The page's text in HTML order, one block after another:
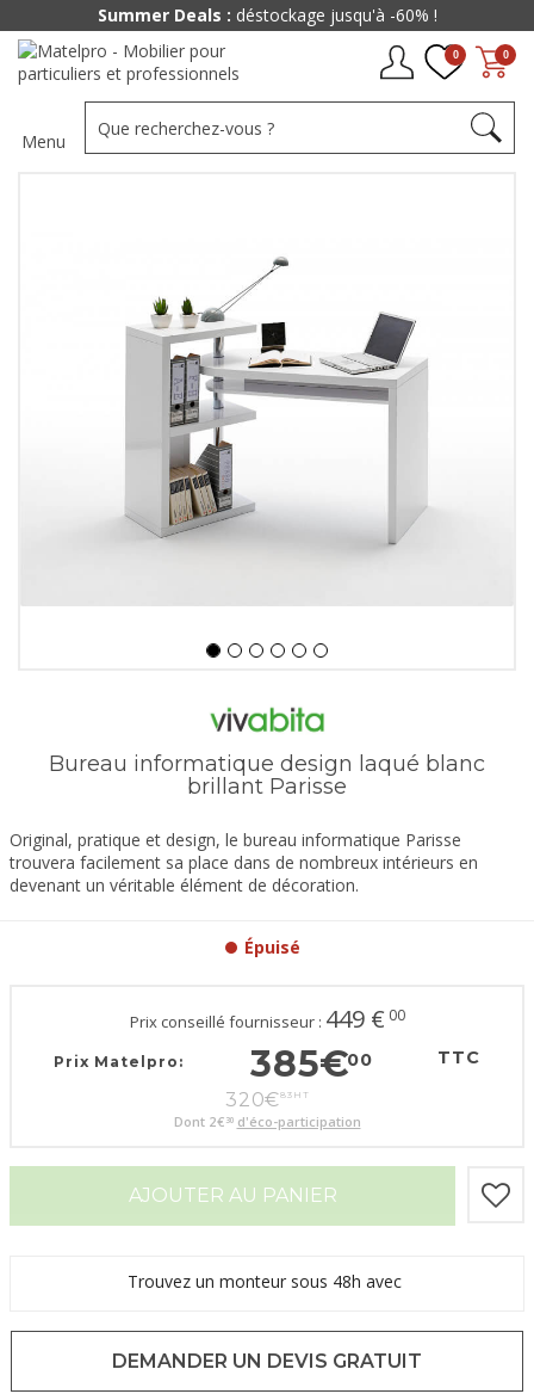
0
0
Menu
Bureau informatique design laqué blanc
brillant Parisse
Original, pratique et design, le bureau informatique Parisse
trouvera facilement sa place dans de nombreux intérieurs en
devenant un véritable élément de décoration.
Épuisé
Prix conseillé fournisseur : 449 € 00
Prix Matelpro: 385€00 TTC
320€83 HT
Dont 2€ 30 d'éco-participation
AJOUTER AU PANIER
Trouvez un monteur sous 48h avec
DEMANDER UN DEVIS GRATUIT
Summer Deals : déstockage jusqu'à -60% !